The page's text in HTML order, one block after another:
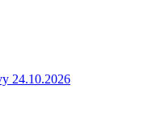
24.10.2026